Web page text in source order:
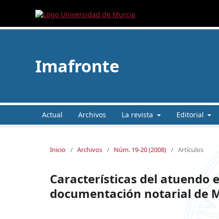
Imafronte
Actual Archivos La revista Editorial
Inicio / Archivos / Núm. 19-20 (2008) / Artículos
Características del atuendo
documentación notarial de